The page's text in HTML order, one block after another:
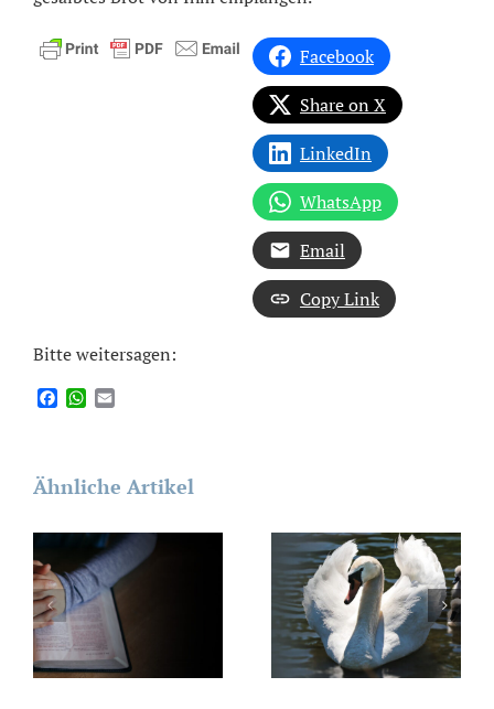
Facebook
Share on X
LinkedIn
WhatsApp
Email
Copy Link
Bitte weitersagen:
FacebookWhatsApp
Ähnliche Artikel